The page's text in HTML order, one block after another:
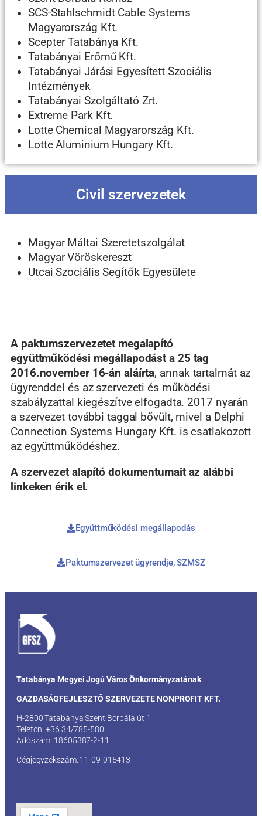
SCS-Stahlschmidt Cable Systems
Magyarország Kft.
Scepter Tatabánya Kft.
Tatabányai Erőmű Kft.
Tatabányai Járási Egyesített Szociális
Intézmények
Tatabányai Szolgáltató Zrt.
Extreme Park Kft.
Lotte Chemical Magyarország Kft.
Lotte Aluminium Hungary Kft.
Civil szervezetek
Magyar Máltai Szeretetszolgálat
Magyar Vöröskereszt
Utcai Szociális Segítők Egyesülete
A paktumszervezetet megalapító
együttműködési megállapodást a 25 tag
2016.november 16-án aláírta, annak tartalmát az
ügyrenddel és az szervezeti és működési
szabályzattal kiegészítve elfogadta. 2017 nyarán
a szervezet további taggal bővült, mivel a Delphi
Connection Systems Hungary Kft. is csatlakozott
az együttműködéshez.
A szervezet alapító dokumentumait az alábbi
linkeken érik el.
Együttműködési megállapodás
Paktumszervezet ügyrendje, SZMSZ
Tatabánya Megyei Jogú Város Önkormányzatának
GAZDASÁGFEJLESZTŐ SZERVEZETE NONPROFIT KFT.
H-2800 Tatabánya,Szent Borbála út 1.
Telefon: +36 34/785-580
Adószám: 18605387-2-11
Cégjegyzékszám: 11-09-015413